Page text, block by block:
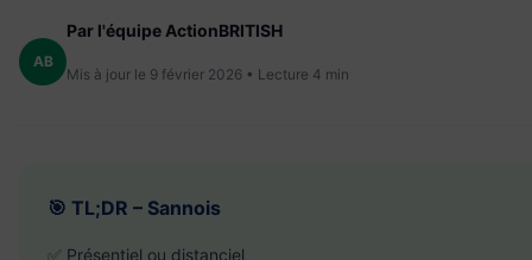
AB
Par l'équipe ActionBRITISH
Mis à jour le 9 février 2026 • Lecture 4 min
🎯 TL;DR – Sannois
✅ Présentiel ou distanciel